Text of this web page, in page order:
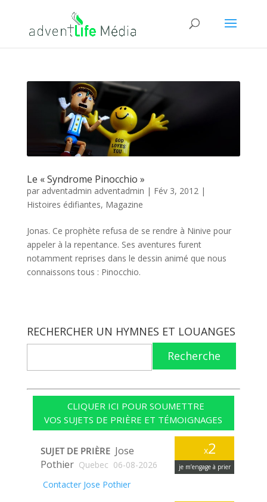
Le « Syndrome Pinocchio »
par adventadmin adventadmin | Fév 3, 2012 |
Histoires édifiantes, Magazine
Jonas. Ce prophète refusa de se rendre à Ninive pour
appeler à la repentance. Ses aventures furent
notamment reprises dans le dessin animé que nous
connaissons tous : Pinocchio.
RECHERCHER UN HYMNES ET LOUANGES
Recherche
CLIQUER ICI POUR SOUMETTRE
VOS SUJETS DE PRIÈRE ET TÉMOIGNAGES
x2
je m’engage à prier
SUJET DE PRIÈRE Jose
Pothier Quebec 06-08-2026
Contacter Jose Pothier